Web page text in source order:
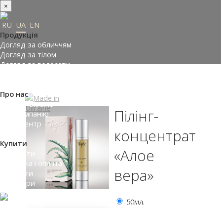
×
RU UA EN
Продукція
Догляд за обличчям
Догляд за тілом
Догляд за волоссям
Про нас
Made in Ukraine
Про компанію
Прес-центр
Купити
Де купити
Доставка і оплата
Контакти
Партнери
ВХІД НА САЙТ
Пілінг-
концентрат
«Алое
вера»
50мл.